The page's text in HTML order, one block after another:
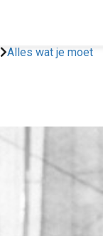
Alles wat je moet